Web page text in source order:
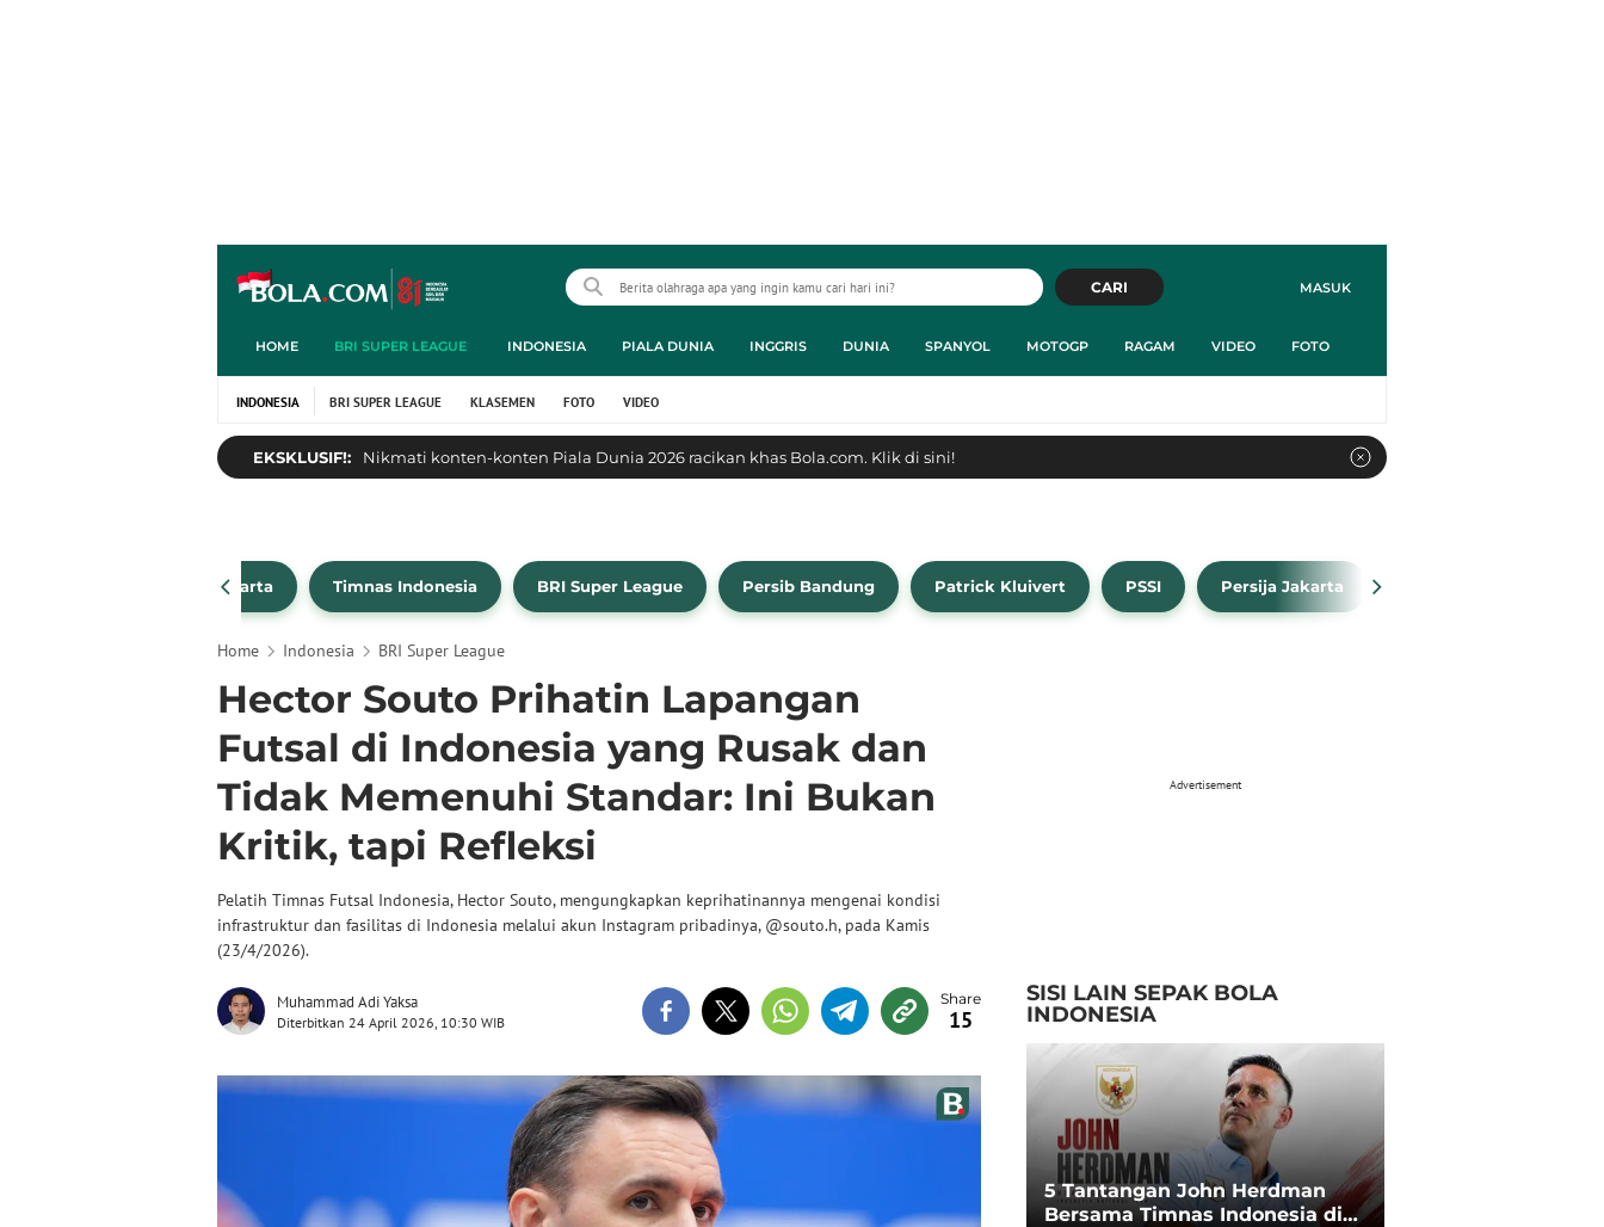
MASUK
CARI
HOME BRI SUPER LEAGUE INDONESIA PIALA DUNIA INGGRIS DUNIA SPANYOL MOTOGP RAGAM VIDEO FOTO
INDONESIA BRI SUPER LEAGUE KLASEMEN FOTO VIDEO
EKSKLUSIF!: Nikmati konten-konten Piala Dunia 2026 racikan khas Bola.com. Klik di sini!
Persija Jakarta Timnas Indonesia BRI Super League Persib Bandung Patrick Kluivert PSSI Persija Jakarta
Home Indonesia BRI Super League
Hector Souto Prihatin Lapangan
Futsal di Indonesia yang Rusak dan
Tidak Memenuhi Standar: Ini Bukan
Kritik, tapi Refleksi
Pelatih Timnas Futsal Indonesia, Hector Souto, mengungkapkan keprihatinannya mengenai kondisi
infrastruktur dan fasilitas di Indonesia melalui akun Instagram pribadinya, @souto.h, pada Kamis
(23/4/2026).
Muhammad Adi Yaksa
Diterbitkan 24 April 2026, 10:30 WIB 15
Advertisement
SISI LAIN SEPAK BOLA
INDONESIA
5 Tantangan John Herdman
Bersama Timnas Indonesia di